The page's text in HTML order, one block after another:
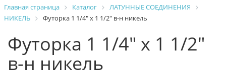
Главная страница Каталог
ЛАТУННЫЕ СОЕДИНЕНИЯ
НИКЕЛЬ
Футорка 1 1/4" х 1 1/2" в-н никель
Футорка 1 1/4" х 1 1/2"
в-н никель